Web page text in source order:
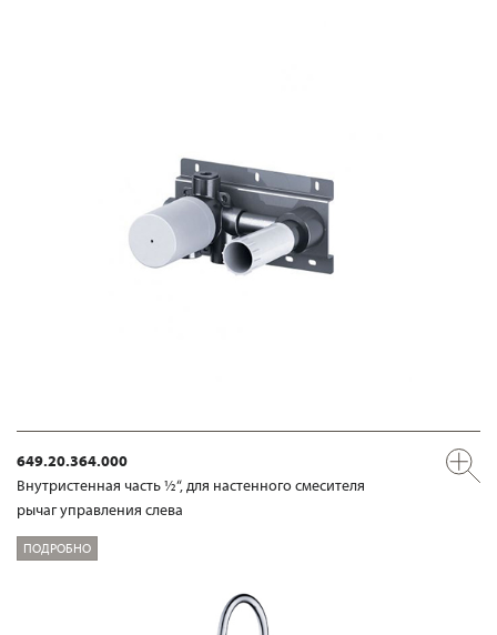
649.20.364.000
Внутристенная часть ½“, для настенного смесителя
рычаг управления слева
ПОДРОБНО